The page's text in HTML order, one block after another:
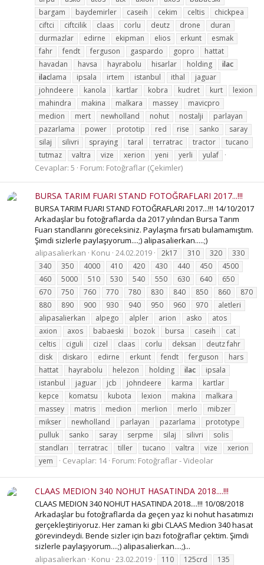
bargam
baydemirler caseih cekim celtis
chickpea
ciftci
ciftcilik claas corlu deutz drone
duran
durmazlar
edirne ekipman elios erkunt
esmak
fahr
fendt ferguson gaspardo gopro
hattat
havadan
havsa hayrabolu hisarlar holding
ilac
ilaclama ipsala irtem istanbul ithal
jaguar
johndeere
kanola kartlar kobra kudret kurt
lexion
mahindra
makina malkara massey
mavicpro
medion
mert newholland nohut nostalji
parlayan
pazarlama
power prototip red rise sanko
saray
silaj
silivri spraying taral terratrac tractor
tucano
tutmaz
valtra vize xerion yeni yerli yulaf
Cevaplar: 5 Forum: Fotoğraflar (Çekimler)
BURSA TARIM FUARI STAND FOTOĞRAFLARI 2017...!!!
BURSA TARIM FUARI STAND FOTOĞRAFLARI 2017...!!! 14/10/2017
Arkadaşlar bu fotoğraflarda da 2017 yılından Bursa Tarım
Fuarı standlarını göreceksiniz. Paylaşma fırsatı bulamamıştım.
Şimdi sizlerle paylaşıyorum....;) alipasalierkan.....;)
alipasalierkan
Konu 24.02.2019 2k17 310 320
330
340
350 4000 410 420 430 440 450
4500
460
5000 510 530 540 550 630 640
650
670
750 760 770 780 830 840 850 860
870
880
890 900 930 940 950 960 970
aletleri
alipasalierkan
alpego alpler arion asko
atos
axion
axos babaeski bozok bursa caseih
cat
celtis
ciguli cizel claas corlu deksan
deutz fahr
disk
diskaro edirne erkunt fendt ferguson
hars
hattat
hayrabolu helezon holding ilac
ipsala
istanbul
jaguar jcb johndeere karma
kartlar
kepce
komatsu kubota lexion makina
malkara
massey
matris medion merlion merlo
mibzer
mikser
newholland parlayan pazarlama
prototype
pulluk
sanko saray serpme silaj silivri
solis
standları
terratrac tiller tucano valtra vize
xerion
yem
Cevaplar: 14 Forum: Fotoğraflar - Videolar
CLAAS MEDION 340 NOHUT HASATINDA 2018....!!!
CLAAS MEDION 340 NOHUT HASATINDA 2018....!!! 10/08/2018
Arkadaşlar bu fotoğraflarda da geçen yaz ki nohut hasatımızı
gerçekleştiriyoruz. Her zaman ki gibi CLAAS Medion 340 hasat
görevindeydi. Bende sizler için bazı fotoğraflar çektim. Şimdi
sizlerle paylaşıyorum....;) alipasalierkan....;)...
alipasalierkan
Konu 23.02.2019 110 125crd
135